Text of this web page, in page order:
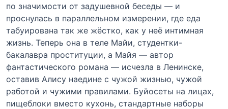
по значимости от задушевной беседы — и
проснулась в параллельном измерении, где еда
табуирована так же жёстко, как у неё интимная
жизнь. Теперь она в теле Майи, студентки-
бакалавра проституции, а Майя — автор
фантастического романа — исчезла в Ленинске,
оставив Алису наедине с чужой жизнью, чужой
работой и чужими правилами. Буйосеты на лицах,
пищеблоки вместо кухонь, стандартные наборы